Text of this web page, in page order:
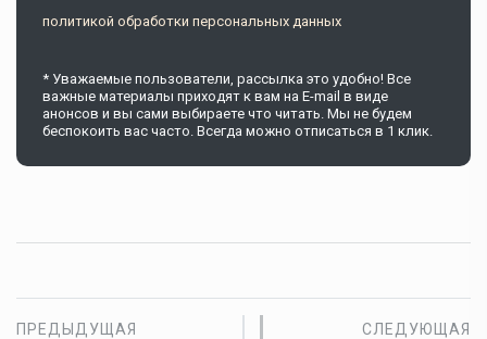
политикой обработки персональных данных
* Уважаемые пользователи, рассылка это удобно! Все
важные материалы приходят к вам на E-mail в виде
анонсов и вы сами выбираете что читать. Мы не будем
беспокоить вас часто. Всегда можно отписаться в 1 клик.
ПРЕДЫДУЩАЯ СЛЕДУЮЩАЯ